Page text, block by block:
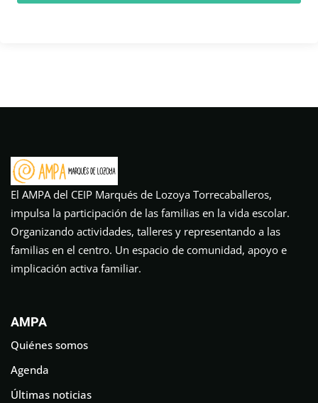
El AMPA del CEIP Marqués de Lozoya Torrecaballeros,
impulsa la participación de las familias en la vida escolar.
Organizando actividades, talleres y representando a las
familias en el centro. Un espacio de comunidad, apoyo e
implicación activa familiar.
AMPA
Quiénes somos
Agenda
Últimas noticias